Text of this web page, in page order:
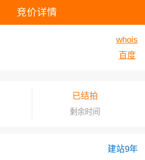
竞价详情
whois
百度
已结拍
剩余时间
建站9年